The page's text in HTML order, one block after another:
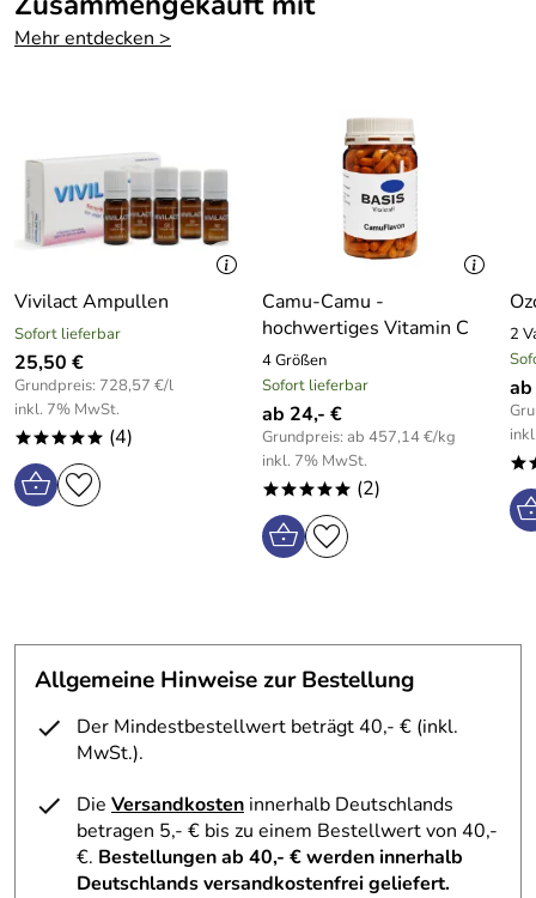
VO (EG) Nr. 1169/2011.
Die angegebene empfohlene Verzehrmenge darf nicht
Aufbewahrung außerhalb der
Reichweite von kleinen Kindern.
Nahrungsergänzungsmittel sind kein Ersatz für eine
ausgewogene und abwechslungsreiche Ernährung sowie
einer gesunden Lebensweise.
Inhaltsstoffe:
Zutaten pro Kapsel:
Quinoasprossen-Extrakt 230 mg.
Pflanzliche Kapselhülle: vegetarische
Hydroxypropylmethylcellulose.
Hersteller: NCM Nahrungsergänzung & Naturkosmetik
Mehr entdecken >
Vivilact Ampullen
Sofort lieferbar
25,50 €
Grundpreis: 728,57 €/l
inkl. 7% MwSt.
***** (4)
Camu-Camu -
hochwertiges Vitamin C
4 Größen
Sofort lieferbar
ab 24,- €
Grundpreis: ab 457,14 €/kg
inkl. 7% MwSt.
***** (2)
2
Allgemeine Hinweise zur Bestellung
Der Mindestbestellwert beträgt 40,- € (inkl.
MwSt.).
Die Versandkosten innerhalb Deutschlands
betragen 5,- € bis zu einem Bestellwert von 40,-
€. Bestellungen ab 40,- € werden innerhalb
Deutschlands versandkostenfrei geliefert.